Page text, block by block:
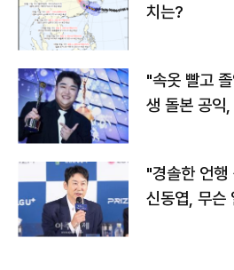
치는?
"속옷 빨고
생 돌본 공익
"경솔한 언
신동엽, 무슨